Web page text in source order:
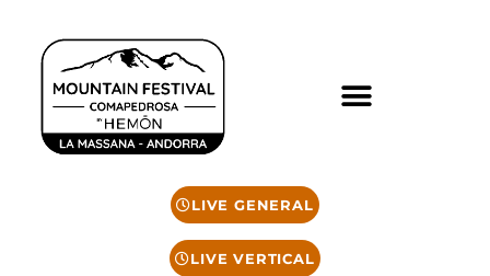
LIVE GENERAL
LIVE VERTICAL